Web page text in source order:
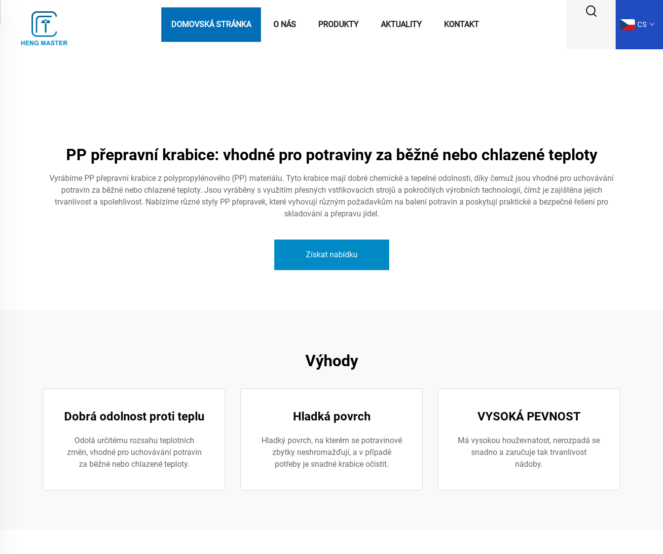
DOMOVSKÁ STRÁNKA O NÁS PRODUKTY AKTUALITY KONTAKT CS
PP přepravní krabice: vhodné pro potraviny za běžné nebo chlazené teploty
Vyrábíme PP přepravní krabice z polypropylénového (PP) materiálu. Tyto krabice mají dobré chemické a tepelné odolnosti, díky čemuž jsou vhodné pro uchovávání
potravin za běžné nebo chlazené teploty. Jsou vyráběny s využitím přesných vstřikovacích strojů a pokročilých výrobních technologií, čímž je zajištěna jejich
trvanlivost a spolehlivost. Nabízíme různé styly PP přepravek, které vyhovují různým požadavkům na balení potravin a poskytují praktické a bezpečné řešení pro
skladování a přepravu jídel.
Získat nabídku
Výhody
Dobrá odolnost proti teplu
Odolá určitému rozsahu teplotních
změn, vhodné pro uchovávání potravin
za běžné nebo chlazené teploty.
Hladká povrch
Hladký povrch, na kterém se potravinové
zbytky neshromažďují, a v případě
potřeby je snadné krabice očistit.
VYSOKÁ PEVNOST
Má vysokou houževnatost, nerozpadá se
snadno a zaručuje tak trvanlivost
nádoby.